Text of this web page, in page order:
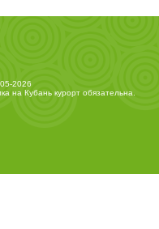
2026
на Кубань курортобязательна.